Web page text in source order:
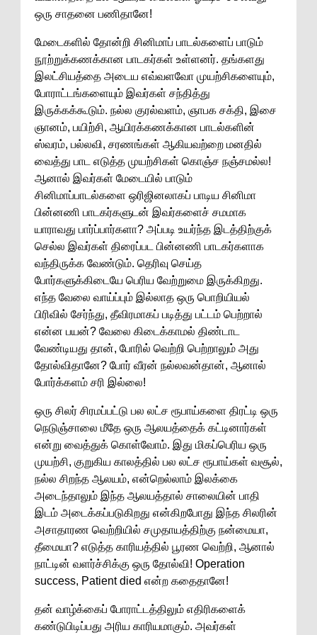
ஒரு சாதனை பணிதானே!
மேடைகளில் தோன்றி சினிமாப் பாடல்களைப் பாடும்
நூற்றுக்கணக்கான பாடகர்கள் உள்ளனர். தங்களது
இலட்சியத்தை அடைய எவ்வளவோ முயற்சிகளையும்,
போராட்டங்களையும் இவர்கள் சந்தித்து
இருக்கக்கூடும். நல்ல குரல்வளம், ஞாபக சக்தி, இசை
ஞானம், பயிற்சி, ஆயிரக்கணக்கான பாடல்களின்
ஸ்வரம், பல்லவி, சரணங்கள் ஆகியவற்றை மனதில்
வைத்து பாட எடுத்த முயற்சிகள் கொஞ்ச நஞ்சமல்ல!
ஆனால் இவர்கள் மேடையில் பாடும்
சினிமாப்பாடல்களை ஒரிஜினலாகப் பாடிய சினிமா
பின்னணி பாடகர்களுடன் இவர்களைச் சமமாக
யாராவது பார்ப்பார்களா? அப்படி உயர்ந்த இடத்திற்குக்
செல்ல இவர்கள் திரைப்பட பின்னணி பாடகர்களாக
வந்திருக்க வேண்டும். தெரிவு செய்த
போர்களுக்கிடையே பெரிய வேற்றுமை இருக்கிறது.
எந்த வேலை வாய்ப்பும் இல்லாத ஒரு பொறியியல்
பிரிவில் சேர்ந்து, தீவிரமாகப் படித்து பட்டம் பெற்றால்
என்ன பயன்? வேலை கிடைக்காமல் திண்டாட
வேண்டியது தான், போரில் வெற்றி பெற்றாலும் அது
தோல்விதானே? போர் வீரன் நல்லவன்தான், ஆனால்
போர்க்களம் சரி இல்லை!
ஒரு சிலர் சிரமப்பட்டு பல லட்ச ரூபாய்களை திரட்டி ஒரு
நெடுஞ்சாலை மீதே ஒரு ஆலயத்தைக் கட்டினார்கள்
என்று வைத்துக் கொள்வோம். இது மிகப்பெரிய ஒரு
முயற்சி, குறுகிய காலத்தில் பல லட்ச ரூபாய்கள் வசூல்,
நல்ல சிறந்த ஆலயம், என்றெல்லாம் இலக்கை
அடைந்தாலும் இந்த ஆலயத்தால் சாலையின் பாதி
இடம் அடைக்கப்படுகிறது என்கிறபோது இந்த சிலரின்
அசாதாரண வெற்றியில் சமுதாயத்திற்கு நன்மையா,
தீமையா? எடுத்த காரியத்தில் பூரண வெற்றி, ஆனால்
நாட்டின் வளர்ச்சிக்கு ஒரு தோல்வி! Operation
success, Patient died என்ற கதைதானே!
தன் வாழ்க்கைப் போராட்டத்திலும் எதிரிகளைக்
கண்டுபிடிப்பது அரிய காரியமாகும். அவர்கள்